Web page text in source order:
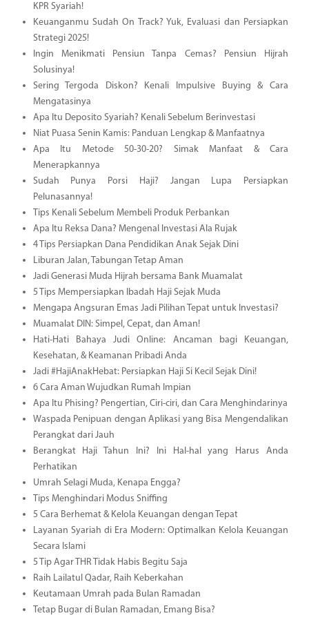
KPR Syariah!
Keuanganmu Sudah On Track? Yuk, Evaluasi dan Persiapkan
Strategi 2025!
Ingin Menikmati Pensiun Tanpa Cemas? Pensiun Hijrah
Solusinya!
Sering Tergoda Diskon? Kenali Impulsive Buying & Cara
Mengatasinya
Apa Itu Deposito Syariah? Kenali Sebelum Berinvestasi
Niat Puasa Senin Kamis: Panduan Lengkap & Manfaatnya
Apa Itu Metode 50-30-20? Simak Manfaat & Cara
Menerapkannya
Sudah Punya Porsi Haji? Jangan Lupa Persiapkan
Pelunasannya!
Tips Kenali Sebelum Membeli Produk Perbankan
Apa Itu Reksa Dana? Mengenal Investasi Ala Rujak
4 Tips Persiapkan Dana Pendidikan Anak Sejak Dini
Liburan Jalan, Tabungan Tetap Aman
Jadi Generasi Muda Hijrah bersama Bank Muamalat
5 Tips Mempersiapkan Ibadah Haji Sejak Muda
Mengapa Angsuran Emas Jadi Pilihan Tepat untuk Investasi?
Muamalat DIN: Simpel, Cepat, dan Aman!
Hati-Hati Bahaya Judi Online: Ancaman bagi Keuangan,
Kesehatan, & Keamanan Pribadi Anda
Jadi #HajiAnakHebat: Persiapkan Haji Si Kecil Sejak Dini!
6 Cara Aman Wujudkan Rumah Impian
Apa Itu Phising? Pengertian, Ciri-ciri, dan Cara Menghindarinya
Waspada Penipuan dengan Aplikasi yang Bisa Mengendalikan
Perangkat dari Jauh
Berangkat Haji Tahun Ini? Ini Hal-hal yang Harus Anda
Perhatikan
Umrah Selagi Muda, Kenapa Engga?
Tips Menghindari Modus Sniffing
5 Cara Berhemat & Kelola Keuangan dengan Tepat
Layanan Syariah di Era Modern: Optimalkan Kelola Keuangan
Secara Islami
5 Tip Agar THR Tidak Habis Begitu Saja
Raih Lailatul Qadar, Raih Keberkahan
Keutamaan Umrah pada Bulan Ramadan
Tetap Bugar di Bulan Ramadan, Emang Bisa?